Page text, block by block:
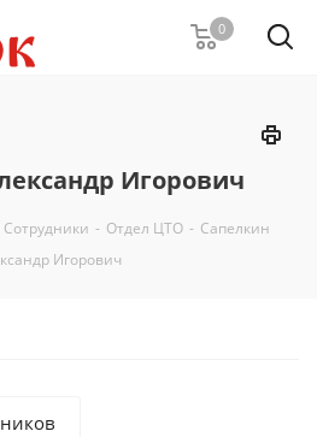
0
Игорович
Сотрудники - Отдел ЦТО - Сапелкин
Игорович